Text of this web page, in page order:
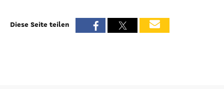
Diese Seite teilen